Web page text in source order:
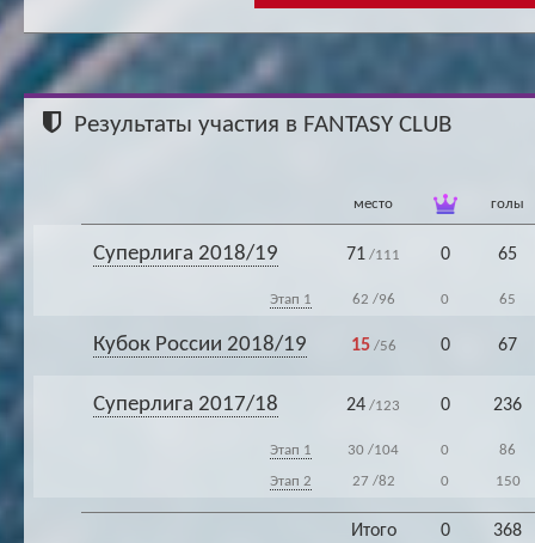
Результаты участия в FANTASY CLUB
место голы
Суперлига 2018/19 71 /111 0 65
Этап 1 62 /96 0 65
Кубок России 2018/19 15/56 0 67
Суперлига 2017/18 24 /123 0 236
Этап 1 30 /104 0
86
Этап 2
27 /82 0 150
Итого 0 368